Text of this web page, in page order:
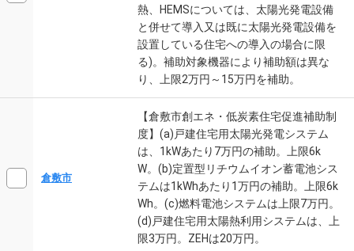
熱、HEMSについては、太陽光発電設備
と併せて導入又は既に太陽光発電設備を
設置している住宅への導入の場合に限
る)。補助対象機器により補助額は異な
り、上限2万円～15万円を補助。
倉敷市
【倉敷市創エネ・低炭素住宅促進補助制
度】(a)戸建住宅用太陽光発電システム
は、1kWあたり7万円の補助。上限6k
W。(b)定置型リチウムイオン蓄電池シス
テムは1kWhあたり1万円の補助。上限6k
Wh。(c)燃料電池システムは上限7万円。
(d)戸建住宅用太陽熱利用システムは、上
限3万円。ZEHは20万円。